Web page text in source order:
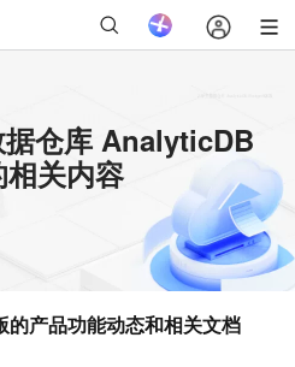
仓库 AnalyticDB
关内容
产品功能动态和相关文档